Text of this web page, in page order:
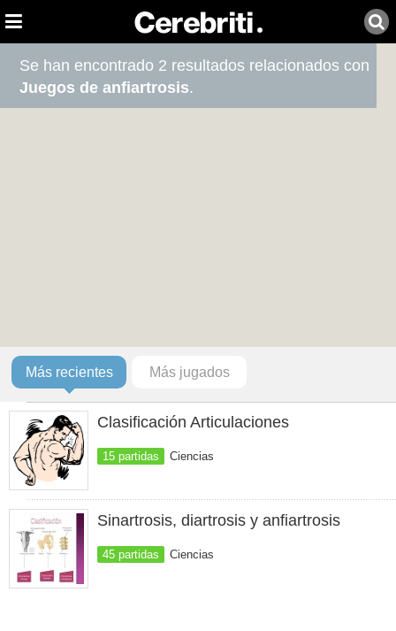
Se han encontrado 2 resultados relacionados con
Juegos de anfiartrosis.
Más recientes Más jugados
Clasificación Articulaciones
15 partidas Ciencias
Sinartrosis, diartrosis y anfiartrosis
45 partidas Ciencias